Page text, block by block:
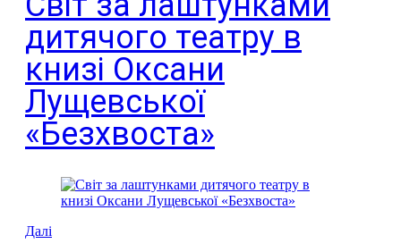
дитячого театру в
книзі Оксани
Лущевської
«Безхвоста»
Далі